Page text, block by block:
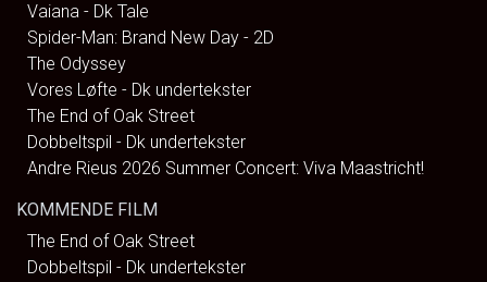
Vaiana - Dk Tale
Spider-Man: Brand New Day - 2D
The Odyssey
Vores Løfte - Dk undertekster
The End of Oak Street
Dobbeltspil - Dk undertekster
Andre Rieus 2026 Summer Concert: Viva Maastricht!
KOMMENDE FILM
The End of Oak Street
Dobbeltspil - Dk undertekster